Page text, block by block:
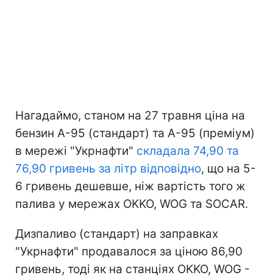
Нагадаймо, станом на 27 травня ціна на
бензин А-95 (стандарт) та А-95 (преміум)
в мережі "Укрнафти" складала 74,90 та
76,90 гривень за літр відповідно, що на 5-
6 гривень дешевше, ніж вартість того ж
палива у мережах OKKO, WOG та SOCAR.
Дизпаливо (стандарт) на заправках
"Укрнафти" продавалося за ціною 86,90
гривень, тоді як на станціях OKKO, WOG -